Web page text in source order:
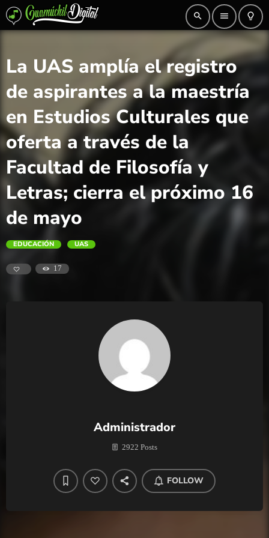
search menu lightbulb_outline
La UAS amplía el registro
de aspirantes a la maestría
en Estudios Culturales que
oferta a través de la
Facultad de Filosofía y
Letras; cierra el próximo 16
de mayo
EDUCACIÓN UAS
17
Administrador
2922 Posts
FOLLOW